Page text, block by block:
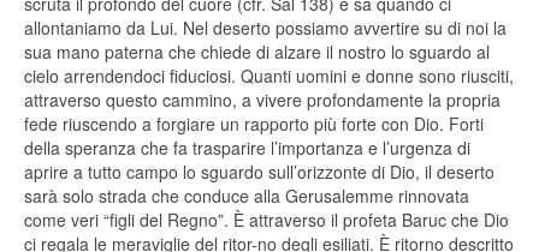
allontaniamo da Lui. Nel deserto possiamo avvertire su di noi la
sua mano paterna che chiede di alzare il nostro lo sguardo al
cielo arrendendoci fiduciosi. Quanti uomini e donne sono riusciti,
attraverso questo cammino, a vivere profondamente la propria
fede riuscendo a forgiare un rapporto più forte con Dio. Forti
della speranza che fa trasparire l’importanza e l’urgenza di
aprire a tutto campo lo sguardo sull’orizzonte di Dio, il deserto
sarà solo strada che conduce alla Gerusalemme rinnovata
come veri “figli del Regno”. È attraverso il profeta Baruc che Dio
ci regala le meraviglie del ritor-no degli esiliati. È ritorno descritto